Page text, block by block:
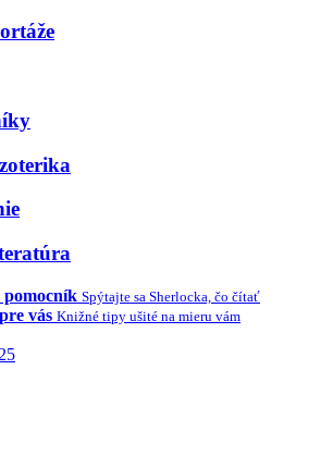
Spýtajte sa Sherlocka, čo čítať
vás Knižné tipy ušité na mieru vám